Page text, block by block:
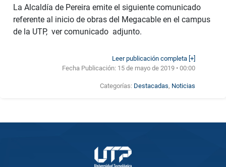
La Alcaldía de Pereira emite el siguiente comunicado
referente al inicio de obras del Megacable en el campus
de la UTP, ver comunicado adjunto.
Leer publicación completa [+]
Fecha Publicación: 15 de mayo de 2019 • 00:00
Categorías: Destacadas, Noticias